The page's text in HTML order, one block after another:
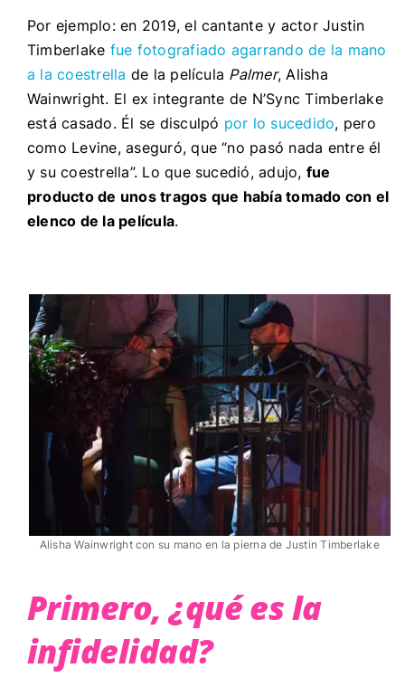
Por ejemplo: en 2019, el cantante y actor Justin
Timberlake fue fotografiado agarrando de la mano
a la coestrella de la película Palmer, Alisha
Wainwright. El ex integrante de N’Sync Timberlake
está casado. Él se disculpó por lo sucedido, pero
como Levine, aseguró, que “no pasó nada entre él
y su coestrella”. Lo que sucedió, adujo, fue
producto de unos tragos que había tomado con el
elenco de la película.
Alisha Wainwright con su mano en la pierna de Justin Timberlake
Primero, ¿qué es la
infidelidad?